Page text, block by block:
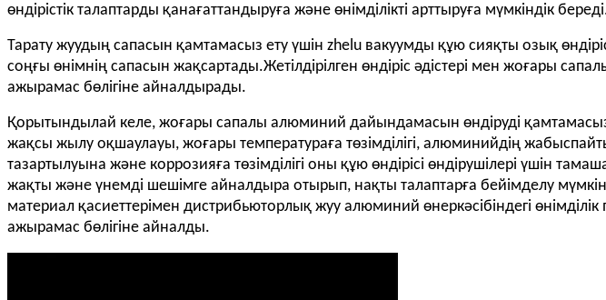
өндірістік талаптарды қанағаттандыруға және өнімділікті арттыруға мүмкіндік
Тарату жуудың сапасын қамтамасыз ету үшін zhelu вакуумды құю сияқты озық
соңғы өнімнің сапасын жақсартады.Жетілдірілген өндіріс әдістері мен жоғары
ажырамас бөлігіне айналдырады.
Қорытындылай келе, жоғары сапалы алюминий дайындамасын өндіруді
жақсы жылу оқшаулауы, жоғары температураға төзімділігі, алюминийдің
тазартылуына және коррозияға төзімділігі оны құю өндірісі өндірушілері үшін
жақты және үнемді шешімге айналдыра отырып, нақты талаптарға бейімделу
материал қасиеттерімен дистрибьюторлық жуу алюминий өнеркәсібіндегі
ажырамас бөлігіне айналды.